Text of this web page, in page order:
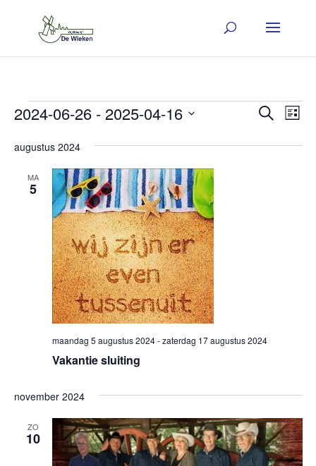
Evenementen Zoeken
Lijst
2024-06-26 - 2025-04-16
datum.
augustus 2024
MA
5
Vakantie sluiting
maandag 5 augustus 2024-zaterdag 17 augustus 2024
november 2024
ZO
10